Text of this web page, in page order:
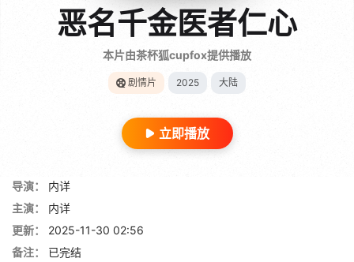
恶名千金医者仁心
本片由茶杯狐cupfox提供播放
剧情片 2025 大陆
立即播放
导演：
内详
主演：
内详
更新：
2025-11-30 02:56
备注：
已完结